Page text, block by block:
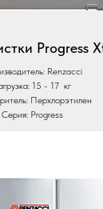
Progress
Renzacci
15 - 17 кг
Перхлорэтилен
Серия: Progress